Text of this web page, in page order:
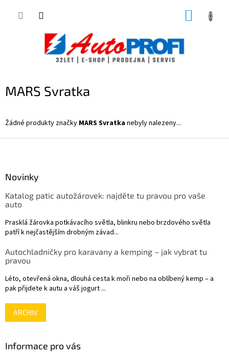
MARS Svratka
Žádné produkty značky MARS Svratkanebyly nalezeny...
Novinky
Katalog patic autožárovek: najděte tu pravou pro vaše
auto
Prasklá žárovka potkávacího světla, blinkru nebo brzdového světla
patří k nejčastějším drobným závad...
Autochladničky pro karavany a kemping – jak vybrat tu
pravou
Léto, otevřená okna, dlouhá cesta k moři nebo na oblíbený kemp – a
pak přijdete k autu a váš jogurt ...
ARCHIV
Informace pro vás